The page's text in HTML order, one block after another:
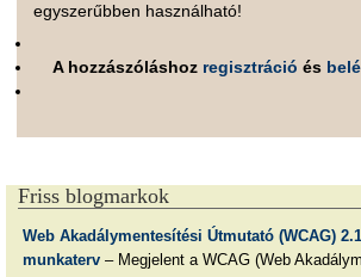
egyszerűbben használható!
A hozzászóláshoz regisztráció és
Friss blogmarkok
Web Akadálymentesítési Útmutató (WCAG)
munkaterv– Megjelent a WCAG (Web